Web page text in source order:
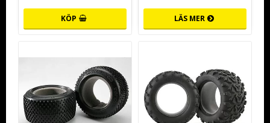
KÖP LÄS MER